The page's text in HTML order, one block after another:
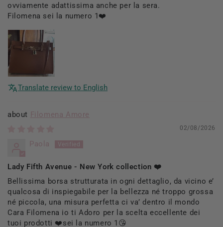
ovviamente adattissima anche per la sera.
Filomena sei la numero 1❤️
Translate review to English
Filomena Amore
02/08/2026
Paola
Lady Fifth Avenue - New York collection ❤️
Bellissima borsa strutturata in ogni dettaglio, da vicino e’
qualcosa di inspiegabile per la bellezza né troppo grossa
né piccola, una misura perfetta ci va’ dentro il mondo
Cara Filomena io ti Adoro per la scelta eccellente dei
tuoi prodotti ❤️sei la numero 1😘